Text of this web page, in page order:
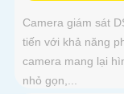
Camera giám sát
tiến với khả năng
camera mang lại
nhỏ gọn,...